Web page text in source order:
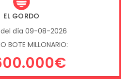
EL GORDO
día 09-08-2026
BOTE MILLONARIO: